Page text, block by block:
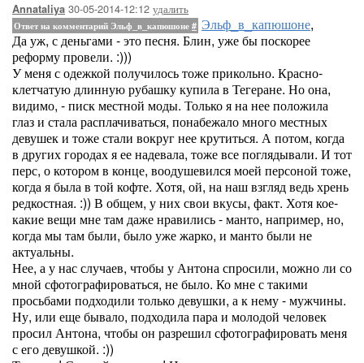
Annataliya 30-05-2014-12:12 удалить
Ответ на комментарий Эльф_в_капюшоне # Эльф_в_капюшоне,
Да уж, с деньгами - это песня. Блин, уже бы поскорее
реформу провели. :)))
У меня с одежкой получилось тоже прикольно. Красно-
клетчатую длинную рубашку купила в Тегеране. Но она,
видимо, - писк местной моды. Только я на нее положила
глаз и стала расплачиваться, понабежало много местных
девушек и тоже стали вокруг нее крутиться. А потом, когда
в других городах я ее надевала, тоже все поглядывали. И тот
перс, о котором в конце, воодушевился моей персоной тоже,
когда я была в той кофте. Хотя, ой, на наш взгляд ведь хрень
редкостная. :)) В общем, у них свои вкусы, факт. Хотя кое-
какие вещи мне там даже нравились - манто, например, но,
когда мы там были, было уже жарко, и манто были не
актуальны.
Нее, а у нас случаев, чтобы у Антона спросили, можно ли со
мной сфотографироваться, не было. Ко мне с такими
просьбами подходили только девушки, а к нему - мужчины.
Ну, или еще бывало, подходила пара и молодой человек
просил Антона, чтобы он разрешил сфотографировать меня
с его девушкой. :))